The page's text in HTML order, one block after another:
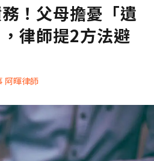
！父母擔憂「遺
律師提2方法避
阿暉律師